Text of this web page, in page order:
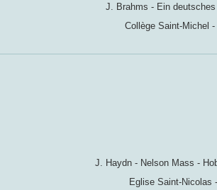
J. Brahms - Ein
Collège Saint-Michel
J. Haydn - Nelson Mass -
Eglise Saint-Nicolas